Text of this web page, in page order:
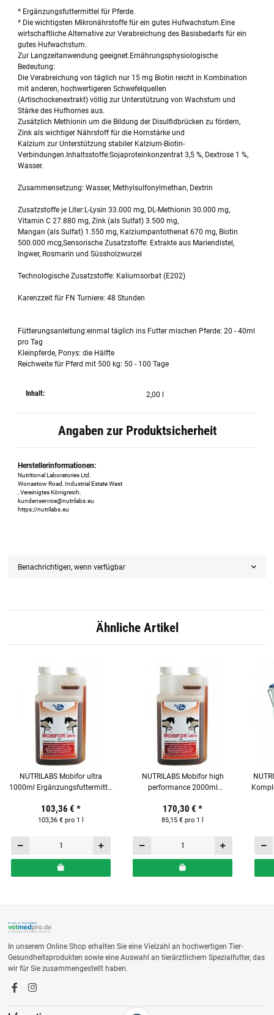
* Ergänzungsfuttermittel für Pferde.
* Die wichtigsten Mikronährstoffe für ein gutes Hufwachstum.Eine
wirtschaftliche Alternative zur Verabreichung des Basisbedarfs für ein
gutes Hufwachstum.
Zur Langzeitanwendung geeignet.Ernährungsphysiologische
Bedeutung:
Die Verabreichung von täglich nur 15 mg Biotin reicht in Kombination
mit anderen, hochwertigeren Schwefelquellen
(Artischockenextrakt) völlig zur Unterstützung von Wachstum und
Stärke des Hufhornes aus.
Zusätzlich Methionin um die Bildung der Disulfidbrücken zu fördern,
Zink als wichtiger Nährstoff für die Hornstärke und
Kalzium zur Unterstützung stabiler Kalzium-Biotin-
Verbindungen.Inhaltsstoffe:Sojaproteinkonzentrat 3,5 %, Dextrose 1 %,
Wasser.
Zusammensetzung: Wasser, Methylsulfonylmethan, Dextrin
Zusatzstoffe je Liter:L-Lysin 33.000 mg, DL-Methionin 30.000 mg,
Vitamin C 27.880 mg, Zink (als Sulfat) 3.500 mg,
Mangan (als Sulfat) 1.550 mg, Kalziumpantothenat 670 mg, Biotin
500.000 mcg,Sensorische Zusatzstoffe: Extrakte aus Mariendistel,
Ingwer, Rosmarin und Süssholzwurzel
Technologische Zusatzstoffe: Kaliumsorbat (E202)
Karenzzeit für FN Turniere: 48 Stunden
Fütterungsanleitung:einmal täglich ins Futter mischen Pferde: 20 - 40ml
pro Tag
Kleinpferde, Ponys: die Hälfte
Reichweite für Pferd mit 500 kg: 50 - 100 Tage
Inhalt: 2,00 l
Angaben zur Produktsicherheit
Herstellerinformationen:
Nutritional Laboratories Ltd.
Wonastow Road, Industrial Estate West
, Vereinigtes Königreich,
kundenservice@nutrilabs.eu
https://nutrilabs.eu
Benachrichtigen, wenn verfügbar
Ähnliche Artikel
NUTRILABS Mobifor ultra
1000ml Ergänzungsfuttermittel
103,36 € *
103,36 € pro 1 l
NUTRILABS Mobifor high
performance 2000ml
Pferde
170,30 € *
85,15 € pro 1 l
In unserem Online Shop erhalten Sie eine Vielzahl an hochwertigen Tier-
Gesundheitsprodukten sowie eine Auswahl an tierärztlichem Spezialfutter, das
wir für Sie zusammengestellt haben.